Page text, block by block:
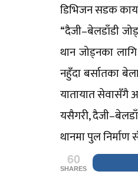
डिभिजन सडक
“दैजी–बेलडाँडी
थान जोड्नका
नहुँदा बर्सातका
यातायात सेवासँगै
यसैगरी,
थानमा पुल
60
SHARES